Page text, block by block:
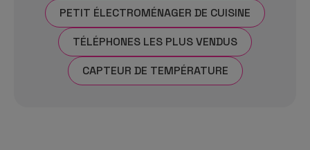
PETIT ÉLECTROMÉNAGER DE CUISINE
TÉLÉPHONES LES PLUS VENDUS
CAPTEUR DE TEMPÉRATURE